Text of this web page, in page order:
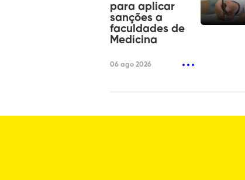
para aplicar
sanções a
faculdades de
Medicina
06 ago 2026